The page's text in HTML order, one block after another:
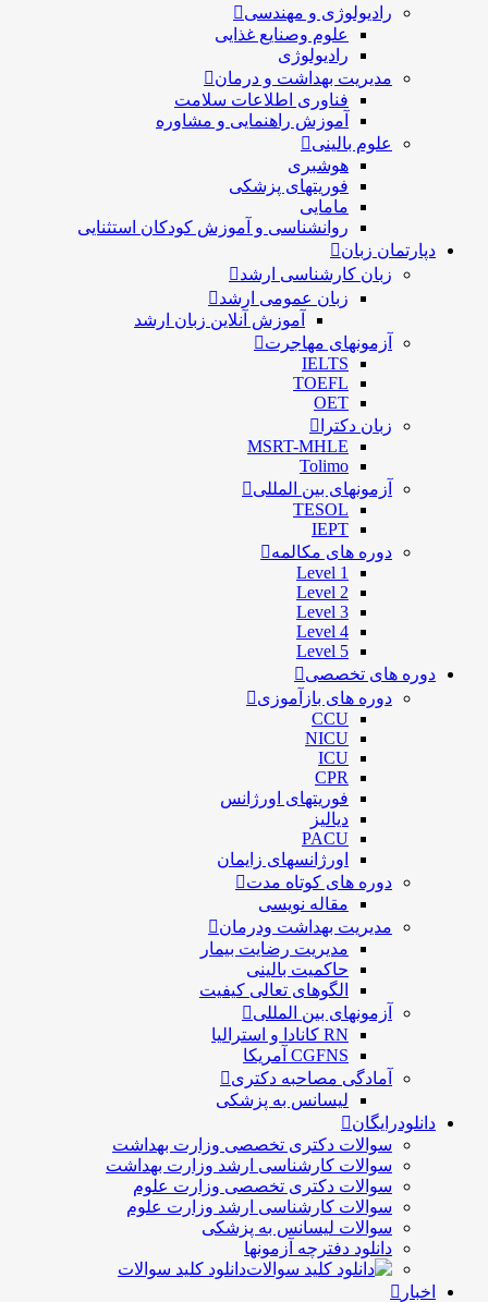
رادیولوژی و مهندسی
علوم وصنایع غذایی
رادیولوژی
مدیریت بهداشت و درمان
فناوری اطلاعات سلامت
آموزش راهنمایی و مشاوره
علوم بالینی
هوشبری
فوریتهای پزشکی
مامایی
روانشناسی و آموزش کودکان استثنایی
دپارتمان زبان
زبان کارشناسی ارشد
زبان عمومی ارشد
آموزش آنلاین زبان ارشد
آزمونهای مهاجرت
IELTS
TOEFL
OET
زبان دکترا
MSRT-MHLE
Tolimo
آزمونهای بین المللی
TESOL
IEPT
دوره های مکالمه
Level 1
Level 2
Level 3
Level 4
Level 5
دوره های تخصصی
دوره های بازآموزی
CCU
NICU
ICU
CPR
فوریتهای اورژانس
دیالیز
PACU
اورژانسهای زایمان
دوره های کوتاه مدت
مقاله نویسی
مدیریت بهداشت ودرمان
مديريت رضايت بيمار
حاكميت بالينی
الگوهای تعالی کيفيت
آزمونهای بین المللی
RN کانادا و استرالیا
CGFNS آمریکا
آمادگی مصاحبه دکتری
لیسانس به پزشکی
دانلودرایگان
سوالات دکتری تخصصی وزارت بهداشت
سوالات کارشناسی ارشد وزارت بهداشت
سوالات دکتری تخصصی وزارت علوم
سوالات کارشناسی ارشد وزارت علوم
سوالات لیسانس به پزشکی
دانلود دفترچه آزمونها
دانلود کلید سوالات
اخبار